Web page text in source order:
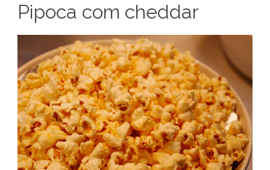
Pipoca com cheddar